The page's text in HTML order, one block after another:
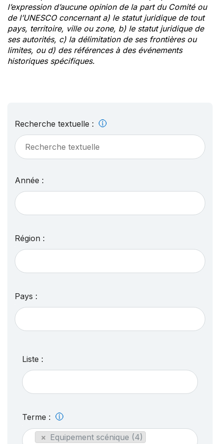
l’expression d’aucune opinion de la part du Comité ou
de l’UNESCO concernant a) le statut juridique de tout
pays, territoire, ville ou zone, b) le statut juridique de
ses autorités, c) la délimitation de ses frontières ou
limites, ou d) des références à des événements
historiques spécifiques.
Recherche textuelle :
Année :
Région :
Pays :
Liste :
Terme :
× Equipement scénique (4)